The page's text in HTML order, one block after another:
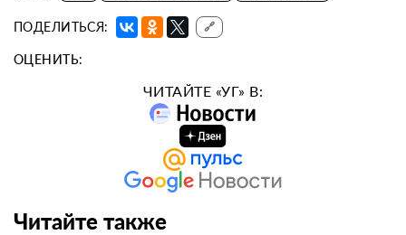
ПОДЕЛИТЬСЯ: 🔗
ОЦЕНИТЬ:
ЧИТАЙТЕ «УГ» В:
Читайте также